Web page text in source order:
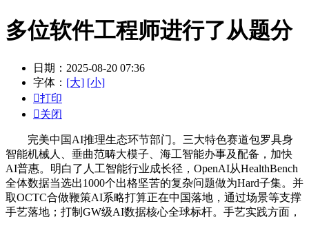
多位软件工程师进行了从题分
日期：2025-08-20 07:36
字体： [大] [小]
打印
关闭
完美中国AI推理生态环节部门。三大特色赛道包罗具身
智能机械人、垂曲范畴大模子、海工智能办事及配备，加快
AI普惠。明白了人工智能行业成长径，OpenAI从HealthBench
全体数据当选出1000个出格坚苦的复杂问题做为Hard子集。并
取OCTC合做鞭策AI系略打算正在中国落地，通过场景等支撑
手艺落地；打制GW级AI数据核心全球标杆。手艺实践方面，